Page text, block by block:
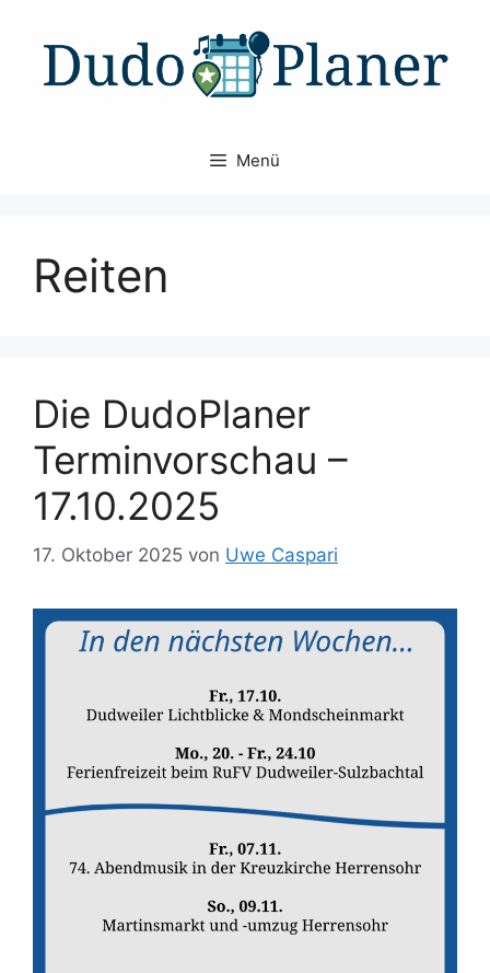
Inhalt
springen
Menü
Reiten
Die DudoPlaner
Terminvorschau –
17.10.2025
17. Oktober 2025 von Uwe Caspari